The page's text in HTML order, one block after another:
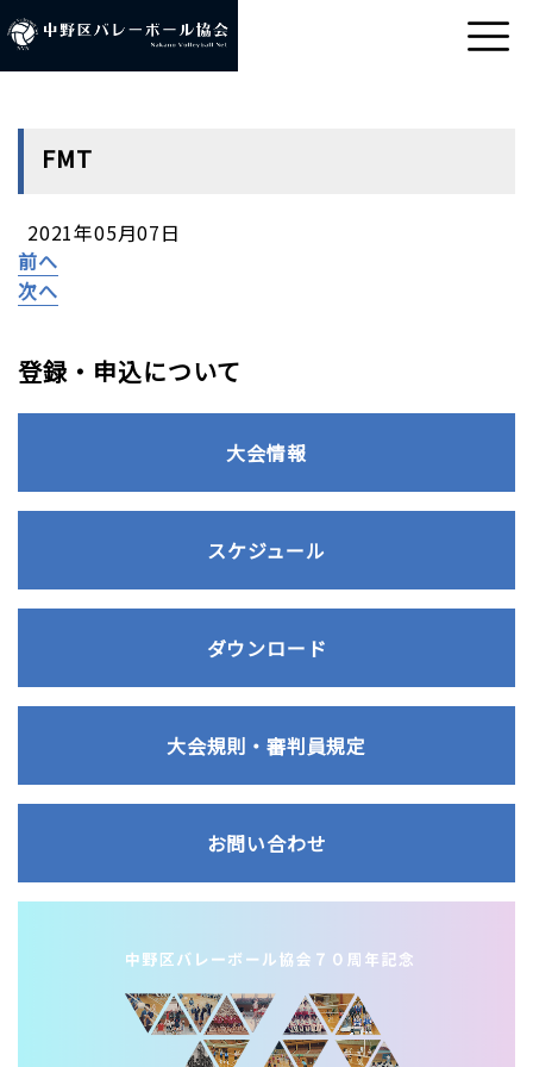
FMT
2021年05月07日
前へ
次へ
登録・申込について
大会情報
スケジュール
ダウンロード
大会規則・審判員規定
お問い合わせ